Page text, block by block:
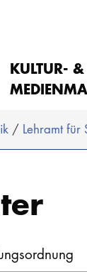
KULTUR- &
Lehramt für